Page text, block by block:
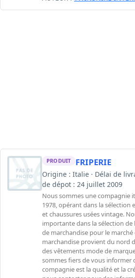
PRODUIT FRIPERIE
Origine : Italie · Délai de
de dépot : 24 juillet 2009
Nous sommes une compagnie
1978, opérant dans la sélection
et chaussures usées vintage.
importante dans la sélection de
de marchandise pour le marché
marchandise provient du nord
des vêtements mode de
sommes fiers de vous informer
compagnie est la qualité et la